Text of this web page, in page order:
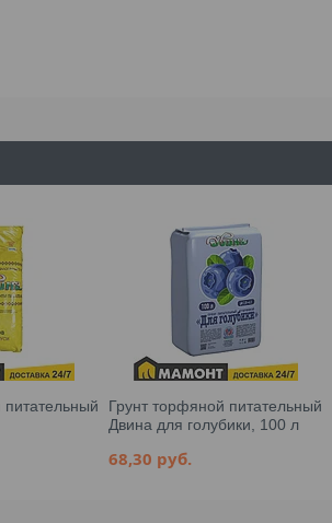
Грунт торфяной питательный
Двина для голубики, 100 л
68,30 руб.